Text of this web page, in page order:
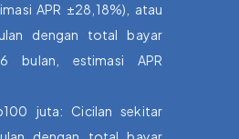
APR ±28,18%), atau
dengan total bayar
bulan, estimasi APR
juta: Cicilan sekitar